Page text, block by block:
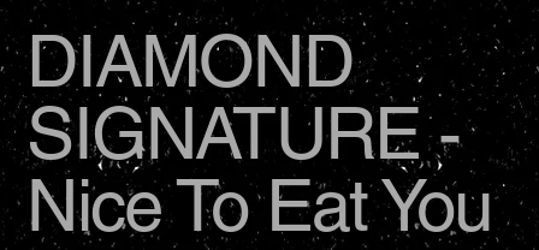
DIAMOND
SIGNATURE -
Nice To Eat You